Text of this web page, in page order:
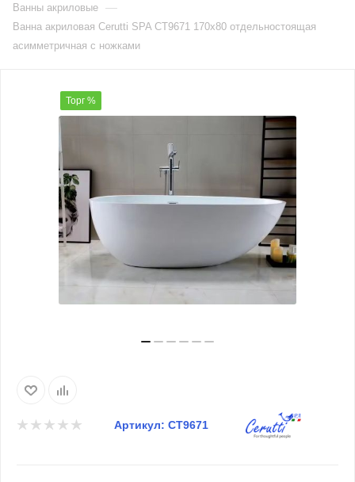
Ванны акриловые —
Ванна акриловая Cerutti SPA CT9671 170х80 отдельностоящая
асимметричная с ножками
Торг %
Артикул: CT9671